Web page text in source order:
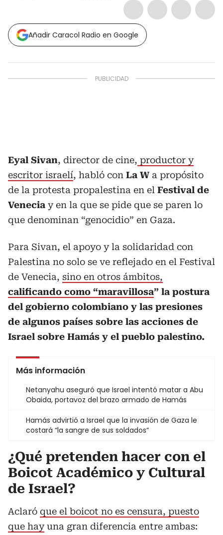
Añadir Caracol Radio en Google
Eyal Sivan, director de cine, productor y
escritor israelí, habló con La W a propósito
de la protesta propalestina en el Festival de
Venecia y en la que se pide que se paren lo
que denominan “genocidio” en Gaza.
Para Sivan, el apoyo y la solidaridad con
Palestina no solo se ve reflejado en el Festival
de Venecia, sino en otros ámbitos,
calificando como “maravillosa” la postura
del gobierno colombiano y las presiones
de algunos países sobre las acciones de
Israel sobre Hamás y el pueblo palestino.
Más información
Netanyahu aseguró que Israel intentó matar a Abu
Obaida, portavoz del brazo armado de Hamás
Hamás advirtió a Israel que la invasión de Gaza le
costará “la sangre de sus soldados”
¿Qué pretenden hacer con el
Boicot Académico y Cultural
de Israel?
Aclaró que el boicot no es censura, puesto
que hayuna gran diferencia entre ambas: